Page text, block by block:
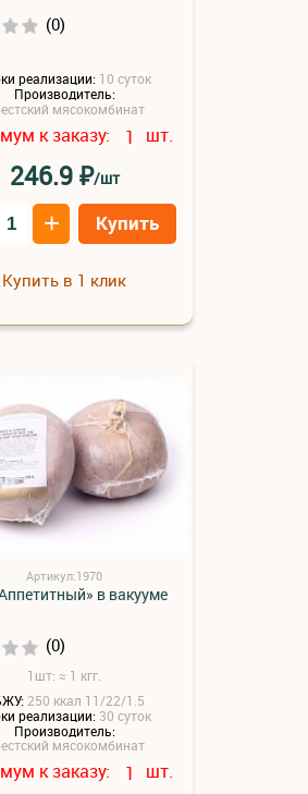
(0)
реализации: 10 суток
Производитель:
мясокомбинат
к заказу: 1 шт.
246.9₽/шт
+ Купить
Купить в 1 клик
Артикул:1970
в вакууме
(0)
1шт: ≈ 1 кгг.
250 ккал 11/22/1.5
реализации: 30 суток
Производитель:
мясокомбинат
к заказу: 1 шт.